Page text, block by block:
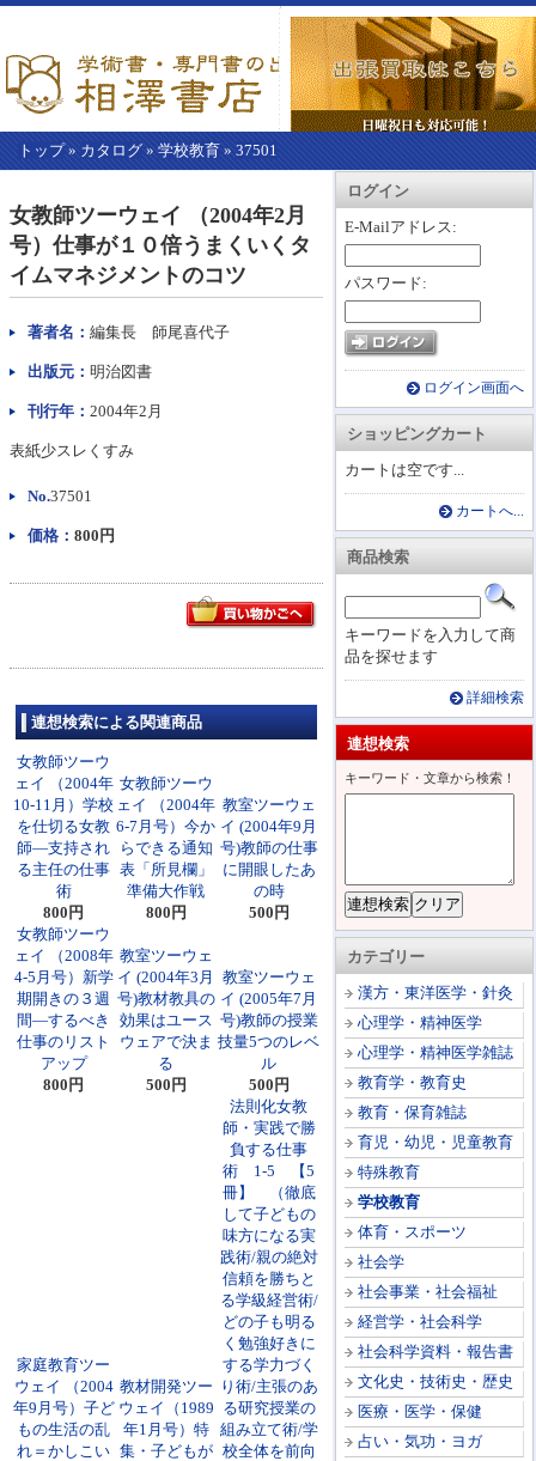
トップ» カタログ » 学校教育 » 37501
カートを見る
ログイン
E-Mailアドレス:
パスワード:
ログイン画面へ
ショッピングカート
カートは空です...
カートへ...
商品検索
キーワードを入力して商
品を探せます
詳細検索
連想検索
キーワード・文章から検索！
カテゴリー
漢方・東洋医学・針灸
心理学・精神医学
心理学・精神医学雑誌
教育学・教育史
教育・保育雑誌
育児・幼児・児童教育
特殊教育
学校教育
体育・スポーツ
社会学
社会事業・社会福祉
経営学・社会科学
社会科学資料・報告書
文化史・技術史・歴史
医療・医学・保健
占い・気功・ヨガ
こ
か
ら
本
文】
女教師ツーウェイ （2004年2月
号）仕事が１０倍うまくいくタ
イムマネジメントのコツ
著者名： 編集長 師尾喜代子
出版元： 明治図書
刊行年： 2004年2月
表紙少スレくすみ
No.37501
価格： 800円
連想検索による関連商品
女教師ツーウ
ェイ （2004年
10-11月）学校
を仕切る女教
師―支持され
る主任の仕事
術
800円
女教師ツーウ
ェイ （2004年
6-7月号）今か
らできる通知
表「所見欄」
準備大作戦
800円
教室ツーウェ
イ (2004年9月
号)教師の仕事
に開眼したあ
の時
500円
女教師ツーウ
ェイ （2008年
4-5月号）新学
期開きの３週
間―するべき
仕事のリスト
アップ
800円
教室ツーウェ
イ (2004年3月
号)教材教具の
効果はユース
ウェアで決ま
る
500円
教室ツーウェ
イ (2005年7月
号)教師の授業
技量5つのレベ
ル
500円
家庭教育ツー
ウェイ （2004
年9月号）子ど
もの生活の乱
れ＝かしこい
教材開発ツー
ウェイ（1989
年1月号）特
集・子どもが
法則化女教
師・実践で勝
負する仕事
術 1-5 【5
冊】 （徹底
して子どもの
味方になる実
践術/親の絶対
信頼を勝ちと
る学級経営術/
どの子も明る
く勉強好きに
する学力づく
り術/主張のあ
る研究授業の
組み立て術/学
校全体を前向